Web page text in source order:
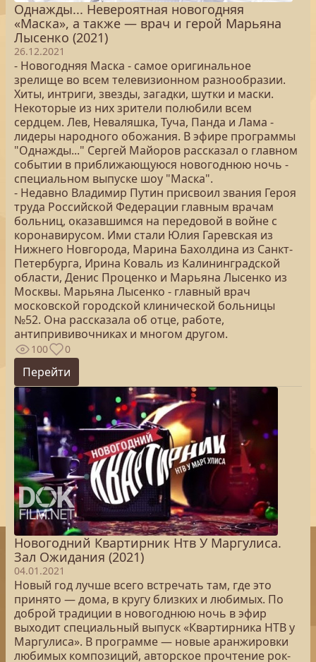
Однажды... Невероятная новогодняя
«Маска», а также — врач и герой Марьяна
Лысенко (2021)
26.12.2021
- Новогодняя Маска - самое оригинальное
зрелище во всем телевизионном разнообразии.
Хиты, интриги, звезды, загадки, шутки и маски.
Некоторые из них зрители полюбили всем
сердцем. Лев, Неваляшка, Туча, Панда и Лама -
лидеры народного обожания. В эфире программы
"Однажды..." Сергей Майоров рассказал о главном
событии в приближающуюся новогоднюю ночь -
специальном выпуске шоу "Маска".
- Недавно Владимир Путин присвоил звания Героя
труда Российской Федерации главным врачам
больниц, оказавшимся на передовой в войне с
коронавирусом. Ими стали Юлия Гаревская из
Нижнего Новгорода, Марина Бахолдина из Санкт-
Петербурга, Ирина Коваль из Калининградской
области, Денис Проценко и Марьяна Лысенко из
Москвы. Марьяна Лысенко - главный врач
московской городской клинической больницы
№52. Она рассказала об отце, работе,
антипрививочниках и многом другом.
100 0
Перейти
Новогодний Квартирник Нтв У Маргулиса.
Зал Ожидания (2021)
04.01.2021
Новый год лучше всего встречать там, где это
принято — дома, в кругу близких и любимых. По
доброй традиции в новогоднюю ночь в эфир
выходит специальный выпуск «Квартирника НТВ у
Маргулиса». В программе — новые аранжировки
любимых композиций, авторское прочтение рок-